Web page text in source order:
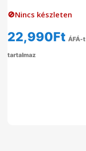
🚫Nincs készleten
22,990Ft ÁFÁ-t
tartalmaz